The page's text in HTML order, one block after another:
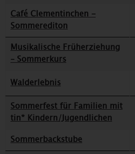
Café Clementinchen -
Sommerediton
Musikalische Früherziehung
– Sommerkurs
Walderlebnis
Sommerfest für Familien mit
tin* Kindern/Jugendlichen
Sommerbackstube